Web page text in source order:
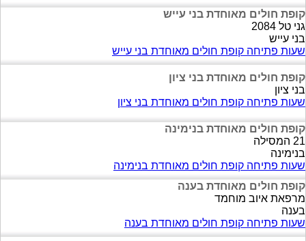
קופת חולים מאוחדת בני עייש
גני טל 2084
בני עייש
שעות פתיחה קופת חולים מאוחדת בני עייש
קופת חולים מאוחדת בני ציון
בני ציון
שעות פתיחה קופת חולים מאוחדת בני ציון
קופת חולים מאוחדת בנימינה
21 המסילה
בנימינה
שעות פתיחה קופת חולים מאוחדת בנימינה
קופת חולים מאוחדת בענה
מרפאת איוב מוחמד
בענה
שעות פתיחה קופת חולים מאוחדת בענה